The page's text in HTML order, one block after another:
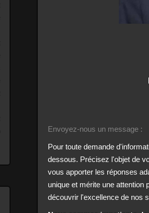
Envoyez-nous un message :
Pour toute demande
dessous. Précisez l'objet de
vous apporter les réponses
unique et mérite une attention
découvrir l'excellence de nos